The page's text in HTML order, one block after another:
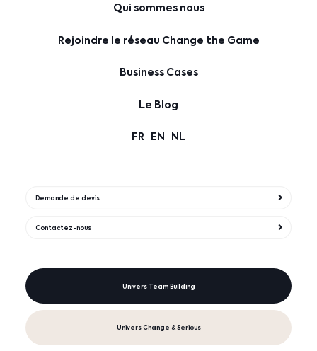
Qui sommes nous
Rejoindre le réseau Change the Game
Business Cases
Le Blog
FR EN NL
Demande de devis
Contactez-nous
Univers Team Building
Univers Change & Serious